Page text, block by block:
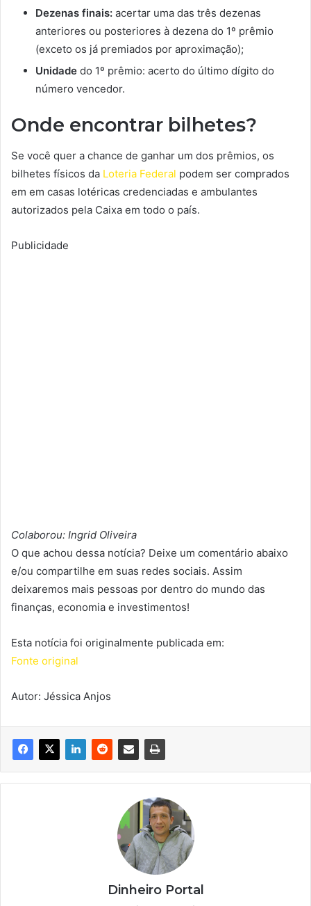
Dezenas finais: acertar uma das três dezenas
anteriores ou posteriores à dezena do 1º prêmio
(exceto os já premiados por aproximação);
Unidade do 1º prêmio: acerto do último dígito do
número vencedor.
Onde encontrar bilhetes?
Se você quer a chance de ganhar um dos prêmios, os
bilhetes físicos da Loteria Federal podem ser comprados
em em casas lotéricas credenciadas e ambulantes
autorizados pela Caixa em todo o país.
Publicidade
Colaborou: Ingrid Oliveira
O que achou dessa notícia? Deixe um comentário abaixo
e/ou compartilhe em suas redes sociais. Assim
deixaremos mais pessoas por dentro do mundo das
finanças, economia e investimentos!
Esta notícia foi originalmente publicada em:
Fonte original
Autor: Jéssica Anjos
Dinheiro Portal